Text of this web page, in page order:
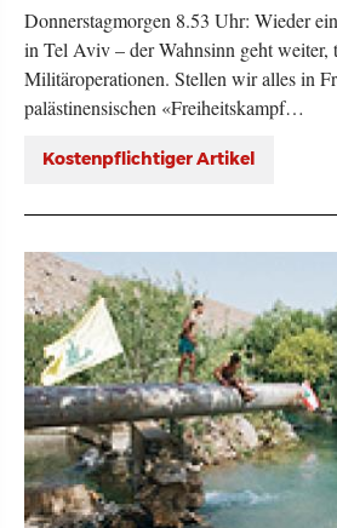
Donnerstagmorgen 8.53 Uhr: Wieder
in Tel Aviv – der Wahnsinn geht weiter,
Militäroperationen. Stellen wir alles in
palästinensischen «Freiheitskampf…
Kostenpflichtiger Artikel